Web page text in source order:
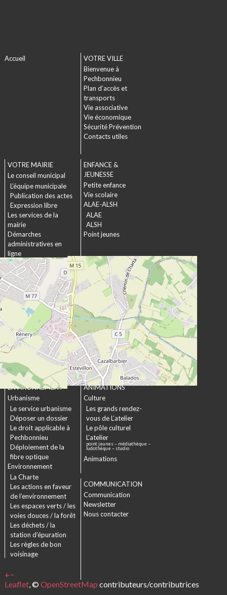
+−
Leaflet, © OpenStreetMap contributeurs/contributrices
Accueil
VOTRE VILLE
Bienvenue à
Pechbonnieu
Plan d’accès et
transports
Vie associative
Vie économique
Sécurité Prévention
Contacts utiles
VOTRE MAIRIE
Le conseil municipal
L’équipe municipale
Publication des actes
Expression libre
Les services de la
mairie
Démarches
administratives en
ligne
Formulaires
Marchés publics
ENFANCE &
JEUNESSE
Petite enfance
Vie scolaire
ALAE-ALSH
ALAE
ALSH
Point jeunes
SOCIAL &
SOLIDARITÉ
Actions municipales
La commission
intergénérationnelle
Maison de retraite La
chartreuse
Les établissements
médico-sociaux
Projet Se Canto
URBANISME &
ENVIRONNEMENT
Urbanisme
Le service urbanisme
Déposer un dossier
Le droit applicable à
Pechbonnieu
Déploiement de la
fibre optique
Environnement
La Charte
Les actions en faveur
de l’environnement
Les espaces verts / les
voies douces / la forêt
Les déchets / la
station d’épuration
Les règles de bon
voisinage
CULTURE &
ANIMATIONS
Culture
Les grands rendez-
vous de L’atelier
Le pôle culturel
L’atelier
point jeunes – médiathèque –
ludothèque – studio
Animations
COMMUNICATION
Communication
Newsletter
Nous contacter